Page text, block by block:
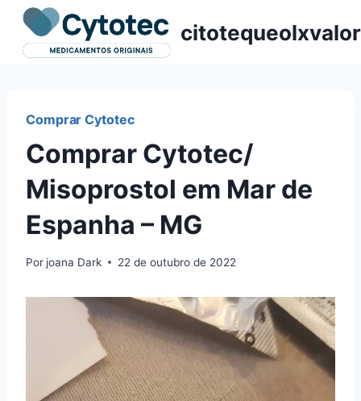
Pular
para
citotequeolxvalor
Comprar Cytotec
Comprar Cytotec/
Misoprostol em Mar de
Espanha – MG
Por joana Dark 22 de outubro de 2022